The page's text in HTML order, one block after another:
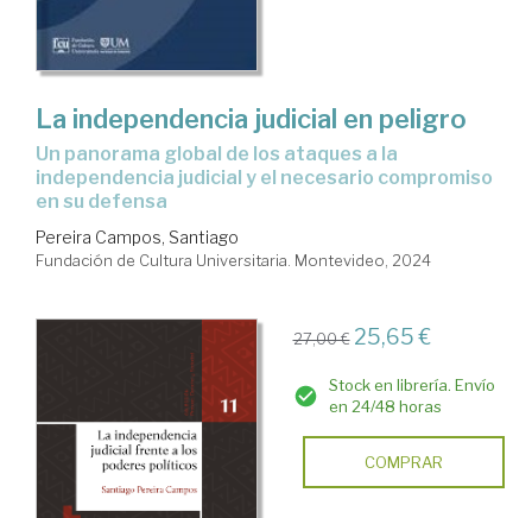
La independencia judicial en peligro
Un panorama global de los ataques a la
independencia judicial y el necesario compromiso
en su defensa
Pereira Campos, Santiago
Fundación de Cultura Universitaria. Montevideo, 2024
27,00 € 25,65 €
Stock en librería. Envío
en 24/48 horas
COMPRAR